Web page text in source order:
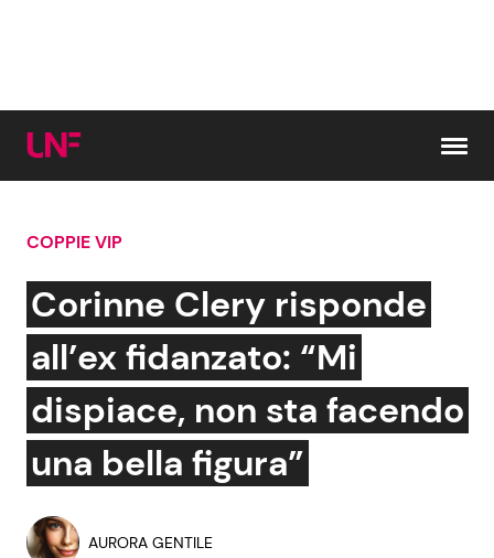
Cerca:
News e Cronaca
Attualità Italiana
Dal Mondo
Economia
Gossip e TV
Bellezze VIP
Coppie VIP
COPPIE VIP
Corinne Clery risponde
all’ex fidanzato: “Mi
dispiace, non sta facendo
una bella figura”
AURORA GENTILE